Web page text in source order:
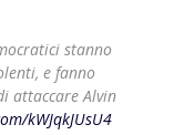
stanno
e fanno
attaccare Alvin
kWJqkJUsU4